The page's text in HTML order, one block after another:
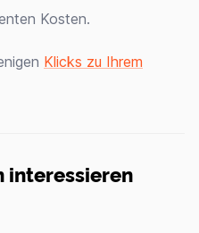
Kosten.
Klicks zu Ihrem
interessieren